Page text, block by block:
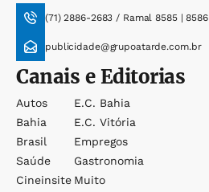
(71) 2886-2683 / Ramal 8585 | 8586
publicidade@grupoatarde.com.br
Canais e Editorias
Autos
Bahia
Brasil
Saúde
Cineinsite
E.c. Bahia
E.c. Vitória
Empregos
Gastronomia
Muito